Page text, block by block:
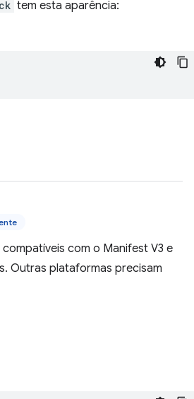
tem esta aparência:
com o Manifest V3 e
Outras plataformas precisam